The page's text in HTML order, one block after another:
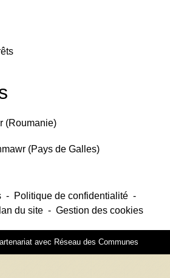
(Roumanie)
(Pays de Galles)
- Politique de confidentialité -
du site - Gestion des cookies
avec Réseau des Communes